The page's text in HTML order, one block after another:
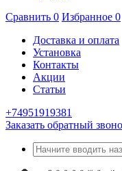
Сравнить 0 Избранное 0
Доставка и оплата
Установка
Контакты
Акции
Статьи
+74951919381
Заказать обратный